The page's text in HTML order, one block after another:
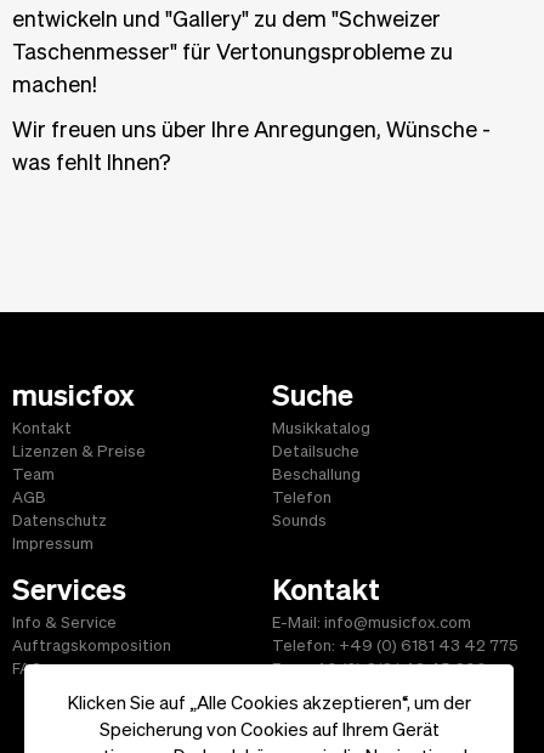
Klicken Sie auf „Alle Cookies akzeptieren“, um der
Speicherung von Cookies auf Ihrem Gerät
entwickeln und "Gallery" zu dem "Schweizer
Taschenmesser" für Vertonungsprobleme zu
machen!
Wir freuen uns über Ihre Anregungen, Wünsche -
was fehlt Ihnen?
musicfox
Kontakt
Lizenzen & Preise
Team
AGB
Datenschutz
Impressum
Suche
Musikkatalog
Detailsuche
Beschallung
Telefon
Sounds
Services
Info & Service
Auftragskomposition
FAQ
Kontakt
E-Mail: info@musicfox.com
Telefon: +49 (0) 6181 43 42 775
Fax: +49 (0) 6181 43 45 609